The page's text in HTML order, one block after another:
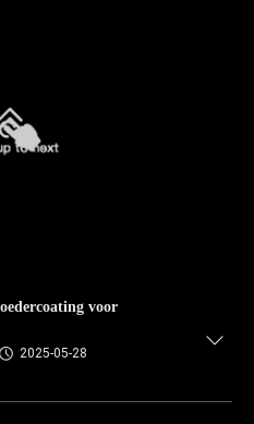
voor
2025-05-28